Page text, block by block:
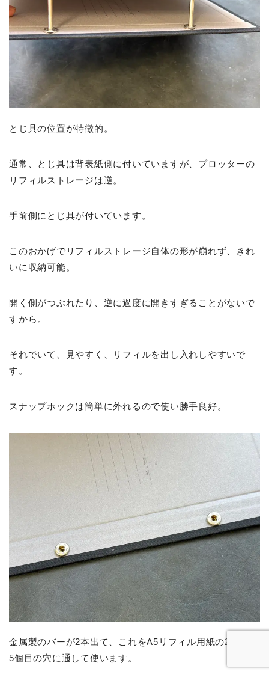
とじ具の位置が特徴的。
通常、とじ具は背表紙側に付いていますが、プロッターの
リフィルストレージは逆。
手前側にとじ具が付いています。
このおかげでリフィルストレージ自体の形が崩れず、きれ
いに収納可能。
開く側がつぶれたり、逆に過度に開きすぎることがないで
すから。
それでいて、見やすく、リフィルを出し入れしやすいで
す。
スナップホックは簡単に外れるので使い勝手良好。
金属製のバーが2本出て、これをA5リフィル用紙の2個目と
5個目の穴に通して使います。